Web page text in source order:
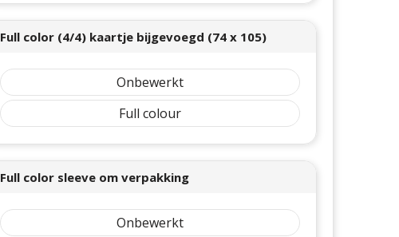
Full color (4/4) kaartje bijgevoegd (74 x 105)
Onbewerkt
Full colour
Full color sleeve om verpakking
Onbewerkt